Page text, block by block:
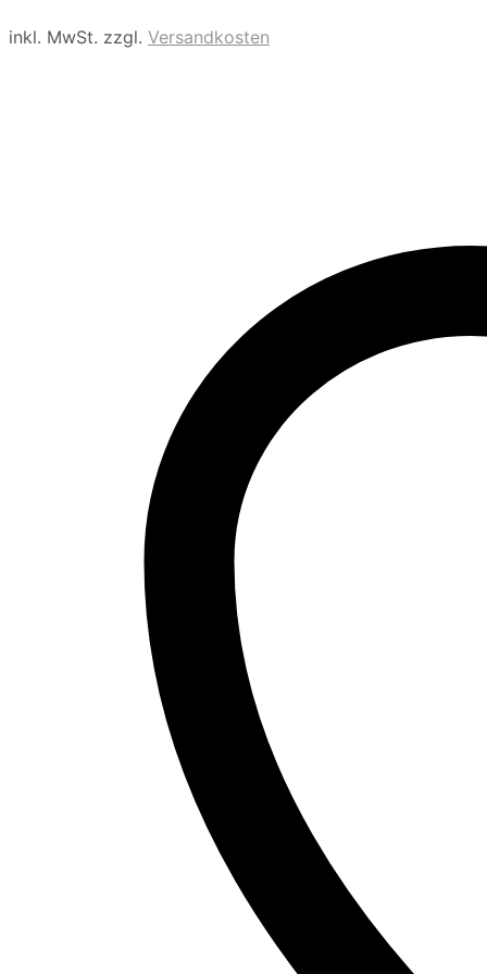
BLUE
inkl. MwSt. zzgl. Versandkosten